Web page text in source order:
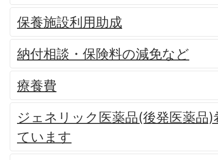
保養施設利用助成
納付相談・保険料の減免など
療養費
ジェネリック医薬品(後発医薬品
ています